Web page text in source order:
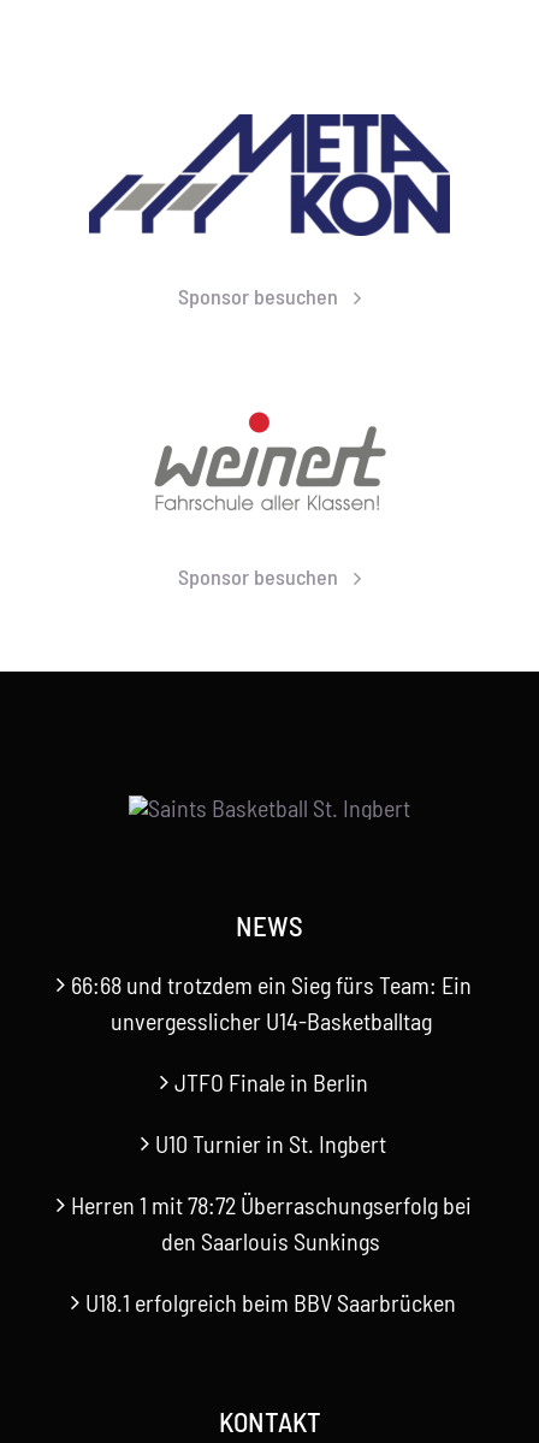
Sponsor besuchen
Sponsor besuchen
NEWS
66:68 und trotzdem ein Sieg fürs Team: Ein
unvergesslicher U14-Basketballtag
JTFO Finale in Berlin
U10 Turnier in St. Ingbert
Herren 1 mit 78:72 Überraschungserfolg bei
den Saarlouis Sunkings
U18.1 erfolgreich beim BBV Saarbrücken
KONTAKT